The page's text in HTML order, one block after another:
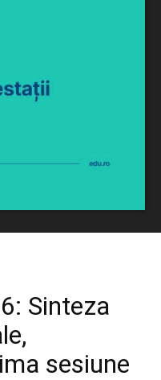
Sinteza
sesiune